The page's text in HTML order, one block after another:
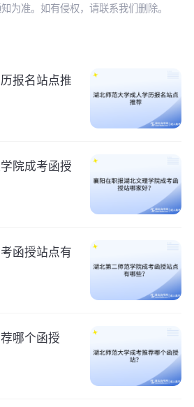
为准。如有侵权，请联系我们删除。
报名站点推
院成考函授
函授站点有
哪个函授